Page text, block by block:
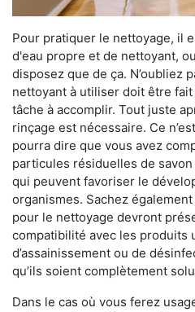
Pour pratiquer le nettoyage, il
d'eau propre et de nettoyant,
disposez que de ça. N’oubliez
nettoyant à utiliser doit être
tâche à accomplir. Tout juste
rinçage est nécessaire. Ce
pourra dire que vous avez
particules résiduelles de
qui peuvent favoriser le
organismes. Sachez
pour le nettoyage devront
compatibilité avec les produits
d’assainissement ou de
qu’ils soient complètement
Dans le cas où vous ferez